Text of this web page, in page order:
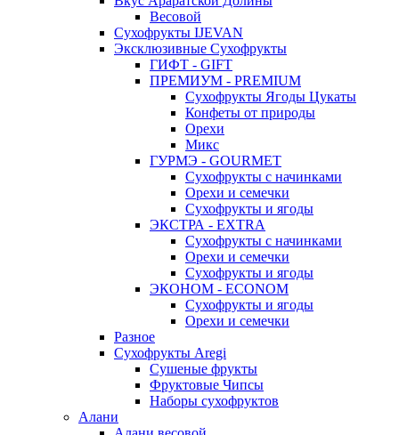
Весовой
Сухофрукты IJEVAN
Эксклюзивные Сухофрукты
ГИФТ - GIFT
ПРЕМИУМ - PREMIUM
Сухофрукты Ягоды Цукаты
Конфеты от природы
Орехи
Микс
ГУРМЭ - GOURMET
Сухофрукты с начинками
Орехи и семечки
Сухофрукты и ягоды
ЭКСТРА - EXTRA
Сухофрукты с начинками
Орехи и семечки
Сухофрукты и ягоды
ЭКОНОМ - ECONOM
Сухофрукты и ягоды
Орехи и семечки
Разное
Сухофрукты Aregi
Сушеные фрукты
Фруктовые Чипсы
Наборы сухофруктов
Алани